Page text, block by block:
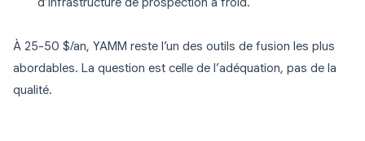
À 25-50 $/an, YAMM reste l’un des outils de fusion les plus
abordables. La question est celle de l’adéquation, pas de la
qualité.